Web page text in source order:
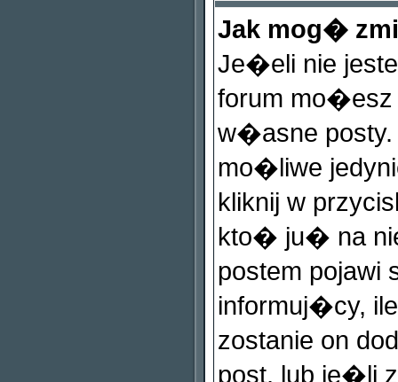
Jak mog�
Je�eli nie
forum
w�asne posty.
mo�liwe
kliknij w
kto� ju� na
postem pojawi
informuj�cy,
zostanie on
post, lub je�li